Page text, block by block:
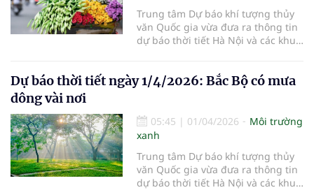
Trung tâm Dự báo khí tượng thủy
văn Quốc gia vừa đưa ra thông tin
dự báo thời tiết Hà Nội và các khu
Dự báo thời tiết ngày 1/4/2026: Bắc Bộ có mưa
dông vài nơi
05:45 | 01/04/2026
Môi trường
xanh
Trung tâm Dự báo khí tượng thủy
văn Quốc gia vừa đưa ra thông tin
dự báo thời tiết Hà Nội và các khu